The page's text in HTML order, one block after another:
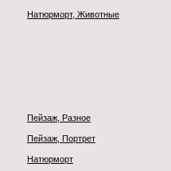
Натюрморт, Животные
Пейзаж, Разное
Пейзаж, Портрет
Натюрморт